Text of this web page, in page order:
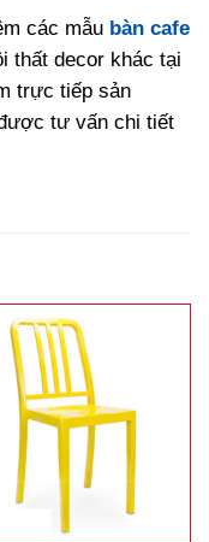
các mẫu bàn cafe
thất decor khác tại
trực tiếp sản
tư vấn chi tiết